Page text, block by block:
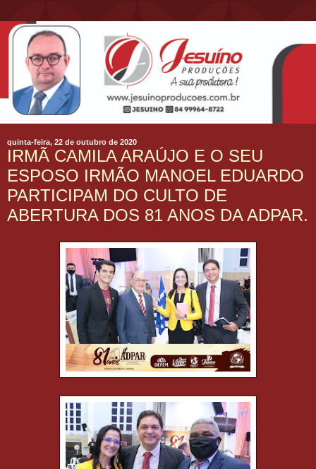
quinta-feira, 22 de outubro de 2020
IRMÃ CAMILA ARAÚJO E O SEU
ESPOSO IRMÃO MANOEL EDUARDO
PARTICIPAM DO CULTO DE
ABERTURA DOS 81 ANOS DA ADPAR.